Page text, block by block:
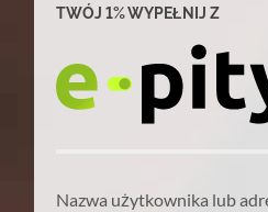
TWÓJ 1% WYPEŁNIJ Z
Nazwa użytkownika lub